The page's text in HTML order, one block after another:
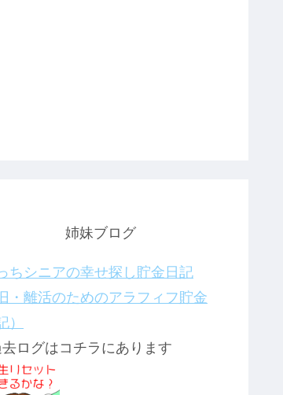
姉妹ブログ
ちシニアの幸せ探し貯金日記
・離活のためのアラフィフ貯金
）
去ログはコチラにあります